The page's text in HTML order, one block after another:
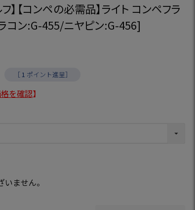
フ】【コンペの必需品】ライト コンペフラ
コン:G-455/ニヤピン:G-456]
［1 ポイント進呈］
を確認】
ません。